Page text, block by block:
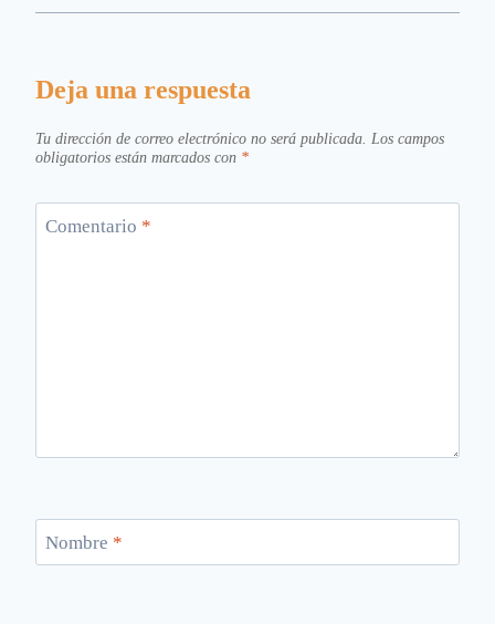
Deja una respuesta
Tu dirección de correo electrónico no será publicada. Los campos
obligatorios están marcados con *
Comentario *
Nombre *